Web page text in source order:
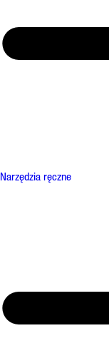
Narzędzia ręczne